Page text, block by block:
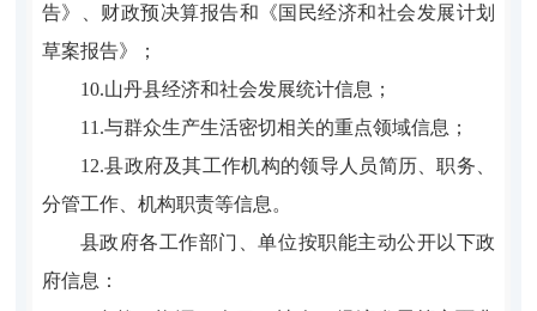
告》、财政预决算报告和《国民经济和社会发展计划
草案报告》；
10.山丹县经济和社会发展统计信息；
11.与群众生产生活密切相关的重点领域信息；
12.县政府及其工作机构的领导人员简历、职务、
分管工作、机构职责等信息。
县政府各工作部门、单位按职能主动公开以下政
府信息：